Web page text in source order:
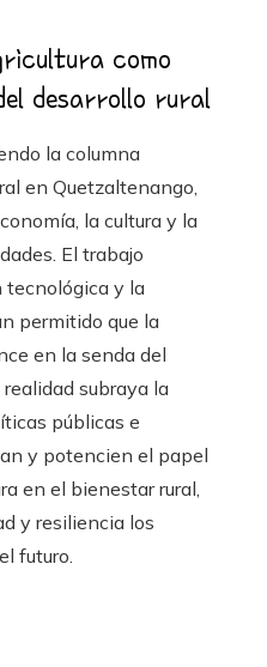
como
desarrollo rural
la columna
en Quetzaltenango,
la cultura y la
El trabajo
tecnológica y la
permitido que la
en la senda del
subraya la
públicas e
y potencien el papel
en el bienestar rural,
y resiliencia los
futuro.